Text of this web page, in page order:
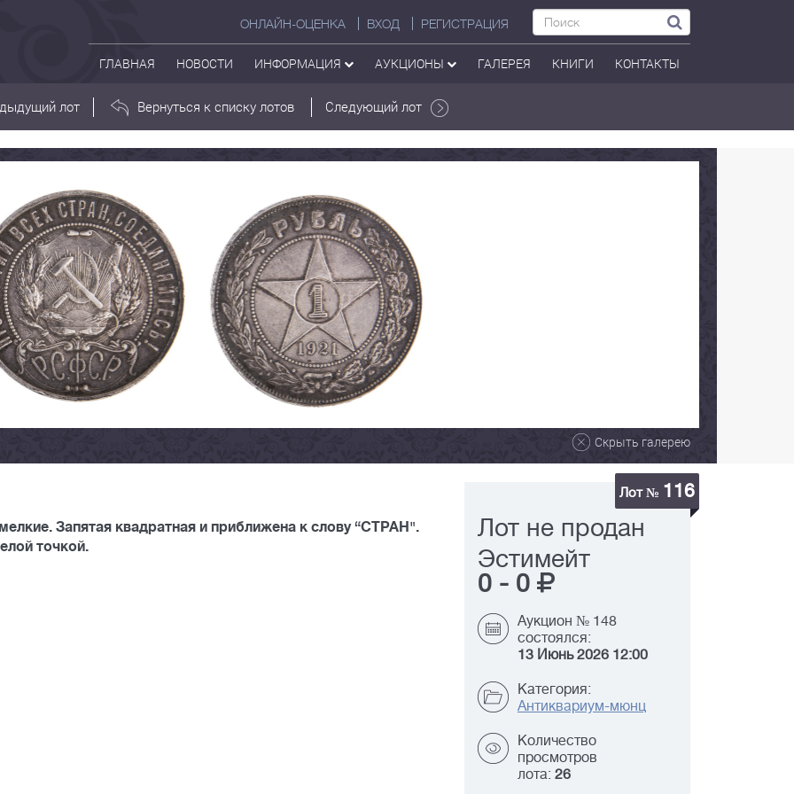
ОНЛАЙН-ОЦЕНКА ВХОД РЕГИСТРАЦИЯ
ГЛАВНАЯ НОВОСТИ ИНФОРМАЦИЯ АУКЦИОНЫ ГАЛЕРЕЯ КНИГИ КОНТАКТЫ
лот Вернуться к списку лотов Следующий лот
Скрыть галерею
Запятая квадратная и приближена к слову “СТРАН".
точкой.
Лот № 116
Лот не продан
Эстимейт
0 - 0
Аукцион № 148
состоялся:
13 Июнь 2026 12:00
Категория:
Антиквариум-мюнц
Количество
просмотров
лота: 26